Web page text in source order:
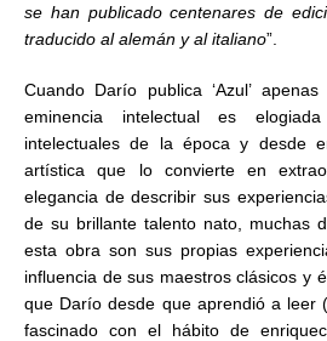
se han publicado centenares de
traducido al alemán y al italiano”.
Cuando Darío publica ‘Azul’
eminencia intelectual es
intelectuales de la época y desde
artística que lo convierte en
elegancia de describir sus
de su brillante talento nato, muchas
esta obra son sus propias
influencia de sus maestros clásicos y
que Darío desde que aprendió a leer
fascinado con el hábito de